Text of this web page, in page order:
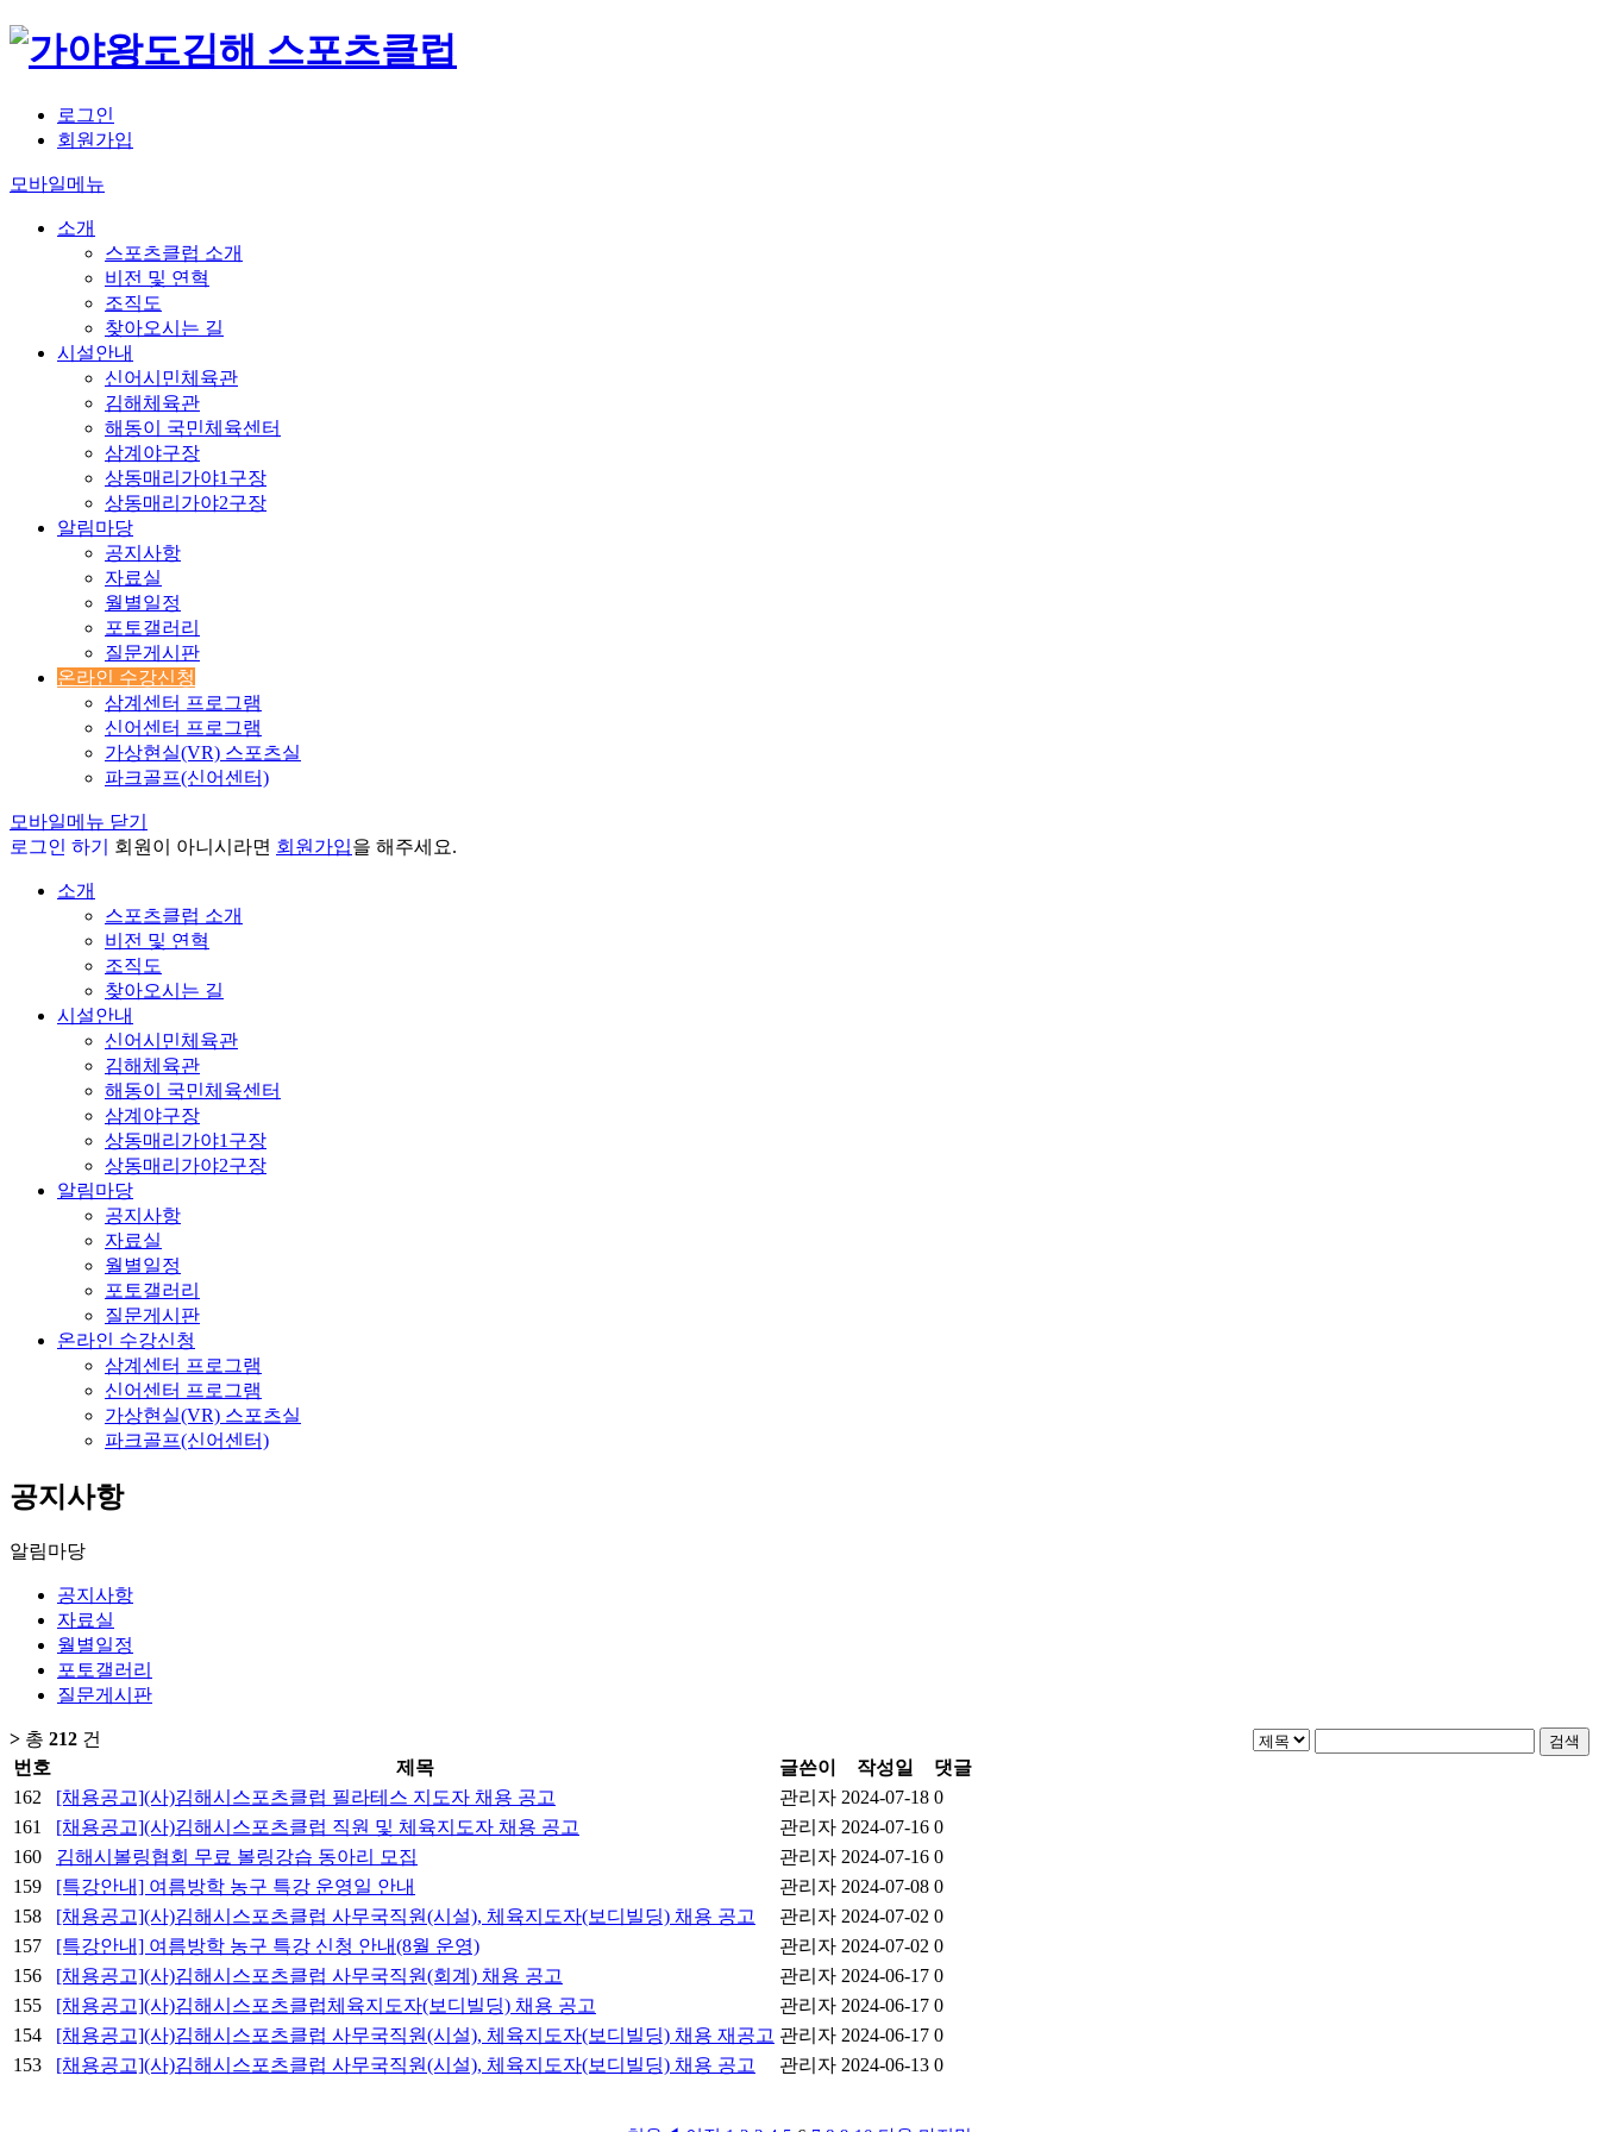
로그인
회원가입
모바일메뉴
소개
스포츠클럽 소개
비전 및 연혁
조직도
찾아오시는 길
시설안내
신어시민체육관
김해체육관
해동이 국민체육센터
삼계야구장
상동매리가야1구장
상동매리가야2구장
알림마당
공지사항
자료실
월별일정
포토갤러리
질문게시판
온라인 수강신청
삼계센터 프로그램
신어센터 프로그램
가상현실(VR) 스포츠실
파크골프(신어센터)
모바일메뉴 닫기
로그인 하기
회원이 아니시라면 회원가입을 해주세요.
소개
스포츠클럽 소개
비전 및 연혁
조직도
찾아오시는 길
시설안내
신어시민체육관
김해체육관
해동이 국민체육센터
삼계야구장
상동매리가야1구장
상동매리가야2구장
알림마당
공지사항
자료실
월별일정
포토갤러리
질문게시판
온라인 수강신청
삼계센터 프로그램
신어센터 프로그램
가상현실(VR) 스포츠실
파크골프(신어센터)
공지사항
알림마당
공지사항
자료실
월별일정
포토갤러리
질문게시판
> 총 212 건
번호
제목 글쓴이 작성일
댓글
162
[채용공고](사)김해시스포츠클럽 필라테스 지도자 채용 공고 관리자 2024-07-18 0
161
[채용공고](사)김해시스포츠클럽 직원 및 체육지도자 채용 공고 관리자 2024-07-16 0
160
김해시볼링협회 무료 볼링강습 동아리 모집 관리자 2024-07-16 0
159
[특강안내] 여름방학 농구 특강 운영일 안내 관리자 2024-07-08 0
158
[채용공고](사)김해시스포츠클럽 사무국직원(시설), 체육지도자(보디빌딩) 채용 공고 관리자 2024-07-02 0
157
[특강안내] 여름방학 농구 특강 신청 안내(8월 운영) 관리자 2024-07-02 0
156
[채용공고](사)김해시스포츠클럽 사무국직원(회계) 채용 공고 관리자 2024-06-17 0
155
[채용공고](사)김해시스포츠클럽체육지도자(보디빌딩) 채용 공고 관리자 2024-06-17 0
154
[채용공고](사)김해시스포츠클럽 사무국직원(시설), 체육지도자(보디빌딩) 채용 재공고 관리자 2024-06-17 0
153
[채용공고](사)김해시스포츠클럽 사무국직원(시설), 체육지도자(보디빌딩) 채용 공고 관리자 2024-06-13 0